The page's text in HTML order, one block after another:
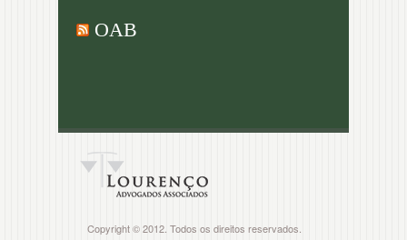
OAB
Copyright © 2012. Todos os direitos reservados.